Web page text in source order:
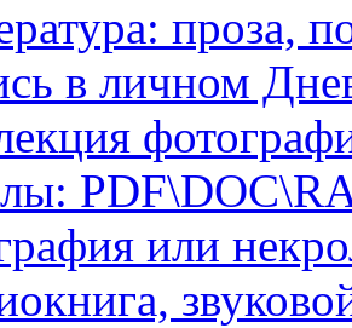
проза,
в личном
или